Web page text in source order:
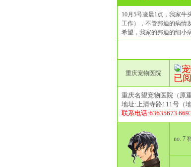
10月5号凌晨1点，我家牛
工作），不管邦迪的病情
希望，我家的邦迪的细小
重庆宠物医院
已阅
重庆名望宠物医院（原
地址:上清寺路111号（
联系电话:63635673
no. 7